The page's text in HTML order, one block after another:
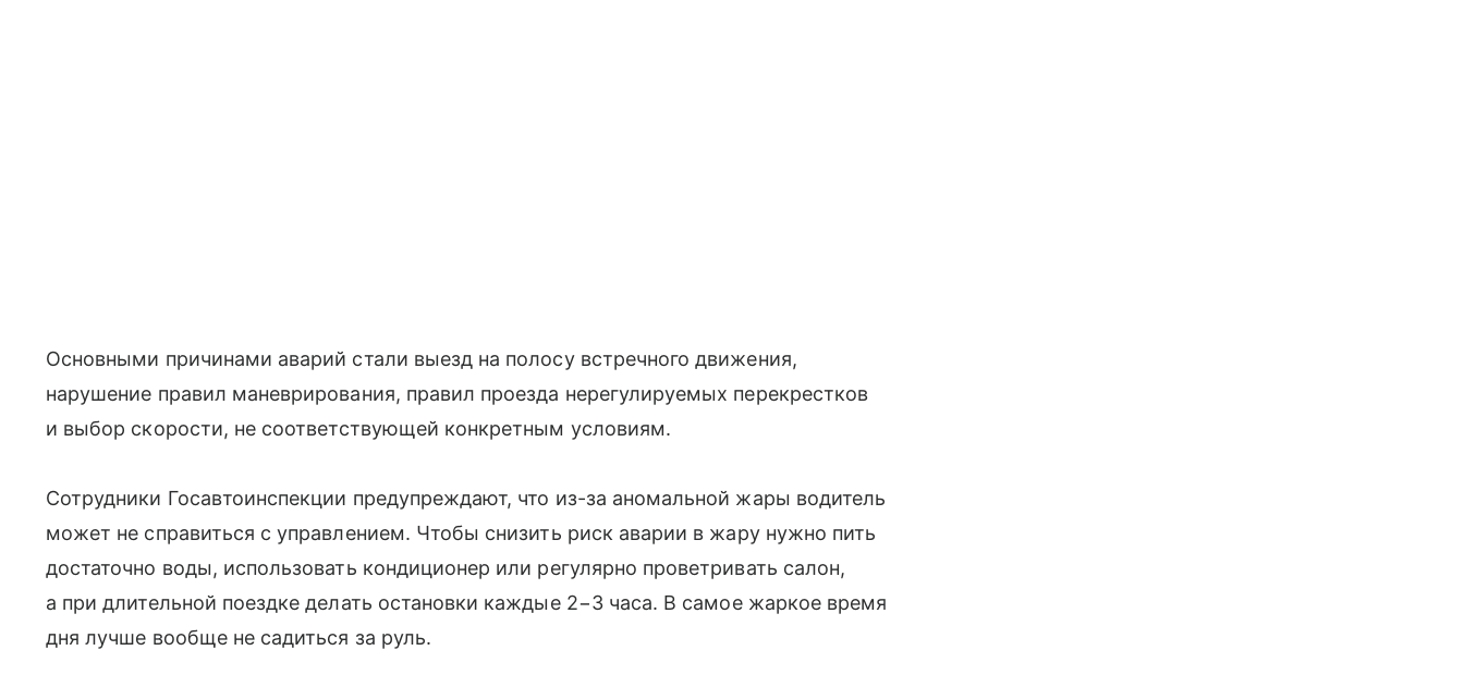
Основными причинами аварий стали выезд на полосу встречного движения,
нарушение правил маневрирования, правил проезда нерегулируемых перекрестков
и выбор скорости, не соответствующей конкретным условиям.
Сотрудники Госавтоинспекции предупреждают, что из-за аномальной жары водитель
может не справиться с управлением. Чтобы снизить риск аварии в жару нужно пить
достаточно воды, использовать кондиционер или регулярно проветривать салон,
а при длительной поездке делать остановки каждые 2−3 часа. В самое жаркое время
дня лучше вообще не садиться за руль.